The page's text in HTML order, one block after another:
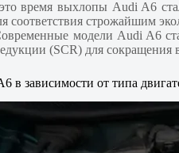
время выхлопы Audi A6
соответствия строжайшим
модели Audi A6
(SCR) для сокращения
в зависимости от типа